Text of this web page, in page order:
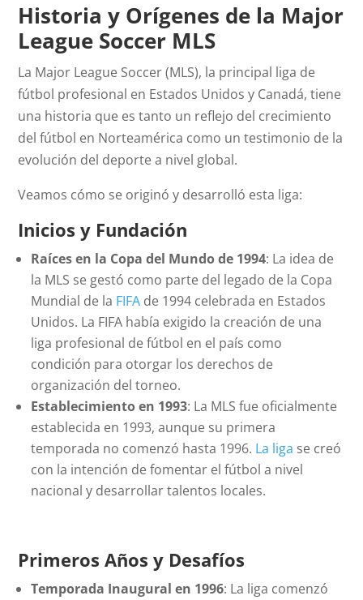
Historia y Orígenes de la Major
League Soccer MLS
La Major League Soccer (MLS), la principal liga de
fútbol profesional en Estados Unidos y Canadá, tiene
una historia que es tanto un reflejo del crecimiento
del fútbol en Norteamérica como un testimonio de la
evolución del deporte a nivel global.
Veamos cómo se originó y desarrolló esta liga:
Inicios y Fundación
Raíces en la Copa del Mundo de 1994: La idea de
la MLS se gestó como parte del legado de la Copa
Mundial de la FIFA de 1994 celebrada en Estados
Unidos. La FIFA había exigido la creación de una
liga profesional de fútbol en el país como
condición para otorgar los derechos de
organización del torneo.
Establecimiento en 1993: La MLS fue oficialmente
establecida en 1993, aunque su primera
temporada no comenzó hasta 1996. La liga se creó
con la intención de fomentar el fútbol a nivel
nacional y desarrollar talentos locales.
Primeros Años y Desafíos
Temporada Inaugural en 1996: La liga comenzó